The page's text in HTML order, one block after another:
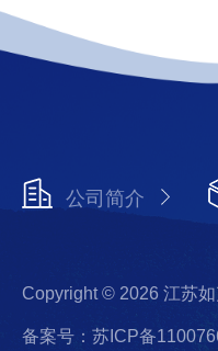
公司简介
Copyright © 2026 江苏
备案号：苏ICP备